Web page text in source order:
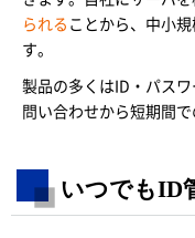
られる ことから、中小
す。
製品の多くはID・パスワ
問い合わせから短期間
いつでもID